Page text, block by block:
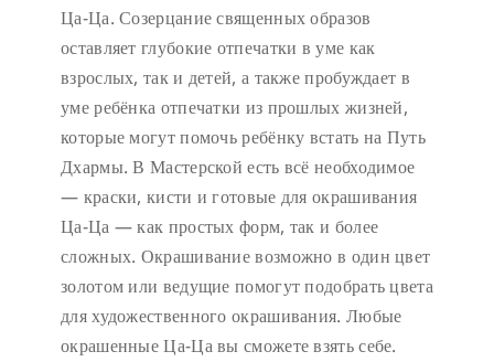
Ца-Ца. Созерцание священных образов
оставляет глубокие отпечатки в уме как
взрослых, так и детей, а также пробуждает в
уме ребёнка отпечатки из прошлых жизней,
которые могут помочь ребёнку встать на Путь
Дхармы. В Мастерской есть всё необходимое
— краски, кисти и готовые для окрашивания
Ца-Ца — как простых форм, так и более
сложных. Окрашивание возможно в один цвет
золотом или ведущие помогут подобрать цвета
для художественного окрашивания. Любые
окрашенные Ца-Ца вы сможете взять себе.